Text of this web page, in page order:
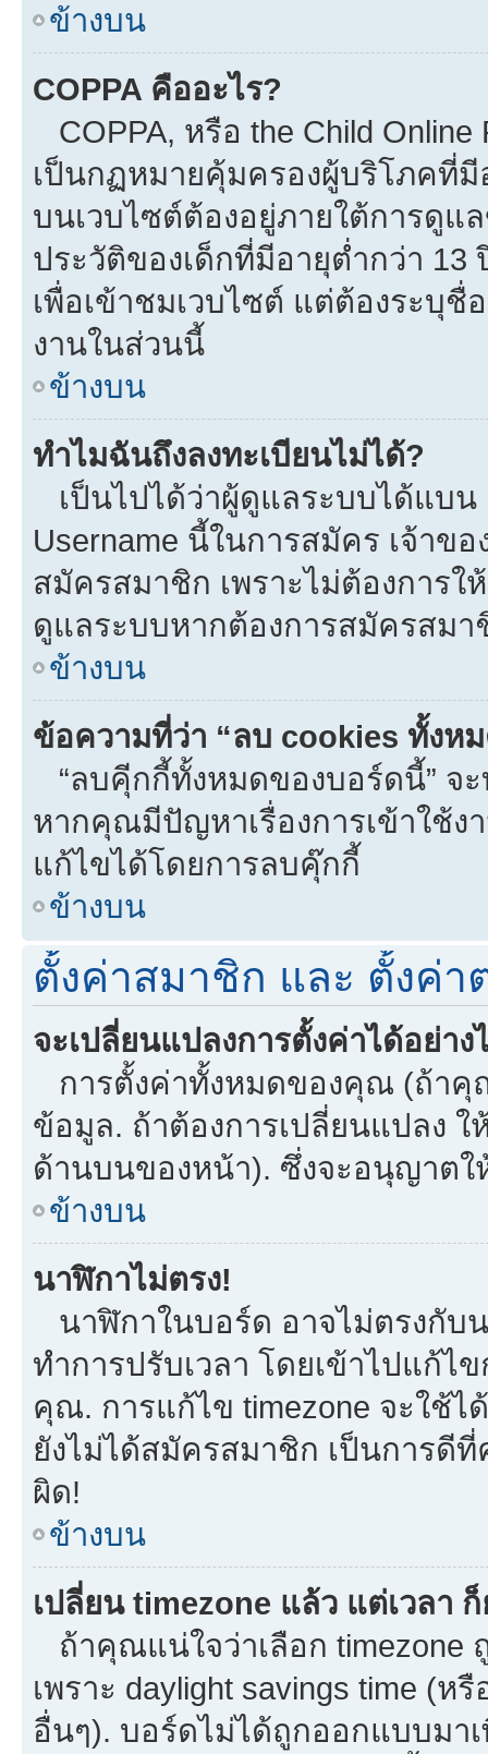
ข้างบน
COPPA คืออะไร?
COPPA, หรือ the Child Online
เป็นกฏหมายคุ้มครองผู้บริโภคที่มี
บนเวบไซต์ต้องอยู่ภายใต้การดูแ
ประวัติของเด็กที่มีอายุต่ำกว่า
เพื่อเข้าชมเวบไซต์ แต่ต้องระบุชื่
งานในส่วนนี้
ข้างบน
ทำไมฉันถึงลงทะเบียนไม่ได้?
เป็นไปได้ว่าผู้ดูแลระบบได้แบน
Username นี้ในการสมัคร เจ้าข
สมัครสมาชิก เพราะไม่ต้องการ
ดูแลระบบหากต้องการสมัครสมา
ข้างบน
ข้อความที่ว่า “ลบ cookies ทั้งห
“ลบคุีกกี้ทั้งหมดของบอร์ดนี้” จ
หากคุณมีปัญหาเรื่องการเข้าใช้ง
แก้ไขได้โดยการลบคุ๊กกี้
ข้างบน
ตั้งค่าสมาชิก และ ตั้งค่า
จะเปลี่ยนแปลงการตั้งค่าได้อย่าง
การตั้งค่าทั้งหมดของคุณ (ถ้าคุ
ข้อมูล. ถ้าต้องการเปลี่ยนแปลง
ด้านบนของหน้า). ซึ่งจะอนุญาต
ข้างบน
นาฬิกาไม่ตรง!
นาฬิกาในบอร์ด อาจไม่ตรงกั
ทำการปรับเวลา โดยเข้าไปแก้ไ
คุณ. การแก้ไข timezone จะใช้
ยังไม่ได้สมัครสมาชิก เป็นการ
ผิด!
ข้างบน
เปลี่ยน timezone แล้ว แต่เวลา
ถ้าคุณแน่ใจว่าเลือก timezone
เพราะ daylight savings time (ห
อื่นๆ). บอร์ดไม่ได้ถูกออกแบบมา